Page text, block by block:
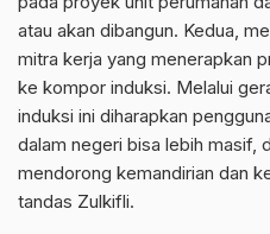
atau akan dibangun. Kedua,
mitra kerja yang menerapkan
ke kompor induksi. Melalui
induksi ini diharapkan
dalam negeri bisa lebih masif,
mendorong kemandirian dan
tandas Zulkifli.